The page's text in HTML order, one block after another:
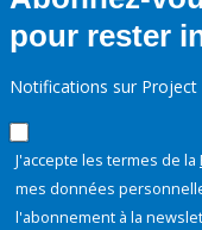
pour rester
Notifications sur Project
J'accepte les termes de la
mes données
l'abonnement à la